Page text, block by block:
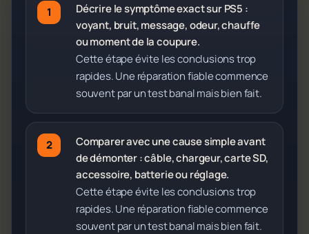
Décrire le symptôme exact sur PS5 :
voyant, bruit, message, odeur, chauffe
ou moment de la coupure.
Cette étape évite les conclusions trop
rapides. Une réparation fiable commence
souvent par un test banal mais bien fait.
Comparer avec une cause simple avant
de démonter : câble, chargeur, carte SD,
accessoire, batterie ou réglage.
Cette étape évite les conclusions trop
rapides. Une réparation fiable commence
souvent par un test banal mais bien fait.